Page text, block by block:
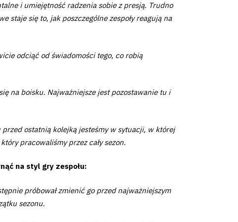
i umiejętność radzenia sobie z presją. Trudno
staje się to, jak poszczególne zespoły reagują na
odciąć od świadomości tego, co robią
na boisku. Najważniejsze jest pozostawanie tu i
ostatnią kolejką jesteśmy w sytuacji, w której
pracowaliśmy przez cały sezon.
na styl gry zespołu:
próbował zmienić go przed najważniejszym
sezonu.